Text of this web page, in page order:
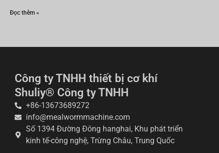
Đọc thêm »
Công ty TNHH thiết bị cơ khí
Shuliy® Công ty TNHH
+86-13673689272
info@mealwormmachine.com
Số 1394 Đường Đông hanghai, Khu phát triển
kinh tế-công nghệ, Trừng Châu, Trung Quốc